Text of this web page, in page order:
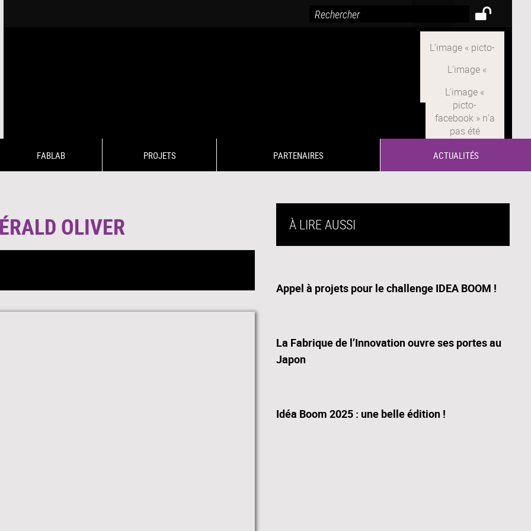
FABLAB PROJETS PARTENAIRES ACTUALITÉS
OLIVER À LIRE AUSSI
Appel à projets pour le challenge IDEA BOOM !
La Fabrique de l’Innovation ouvre ses portes au
Japon
Idéa Boom 2025 : une belle édition !